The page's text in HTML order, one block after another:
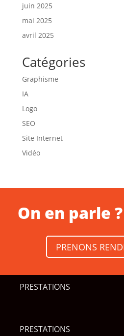
juin 2025
mai 2025
avril 2025
Catégories
Graphisme
IA
Logo
SEO
Site Internet
Vidéo
On en parle ?
PRENONS
PRESTATIONS
PRESTATIONS